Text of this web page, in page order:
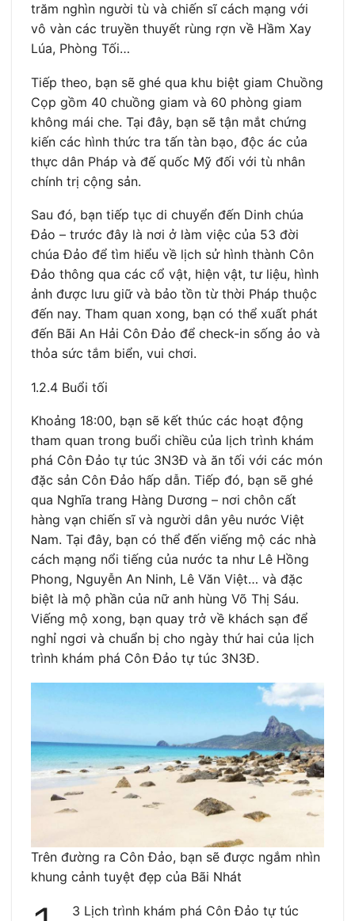
trăm nghìn người tù và chiến sĩ cách mạng với
vô vàn các truyền thuyết rùng rợn về Hầm Xay
Lúa, Phòng Tối…
Tiếp theo, bạn sẽ ghé qua khu biệt giam Chuồng
Cọp gồm 40 chuồng giam và 60 phòng giam
không mái che. Tại đây, bạn sẽ tận mắt chứng
kiến các hình thức tra tấn tàn bạo, độc ác của
thực dân Pháp và đế quốc Mỹ đối với tù nhân
chính trị cộng sản.
Sau đó, bạn tiếp tục di chuyển đến Dinh chúa
Đảo – trước đây là nơi ở làm việc của 53 đời
chúa Đảo để tìm hiểu về lịch sử hình thành Côn
Đảo thông qua các cổ vật, hiện vật, tư liệu, hình
ảnh được lưu giữ và bảo tồn từ thời Pháp thuộc
đến nay. Tham quan xong, bạn có thể xuất phát
đến Bãi An Hải Côn Đảo để check-in sống ảo và
thỏa sức tắm biển, vui chơi.
1.2.4 Buổi tối
Khoảng 18:00, bạn sẽ kết thúc các hoạt động
tham quan trong buổi chiều của lịch trình khám
phá Côn Đảo tự túc 3N3Đ và ăn tối với các món
đặc sản Côn Đảo hấp dẫn. Tiếp đó, bạn sẽ ghé
qua Nghĩa trang Hàng Dương – nơi chôn cất
hàng vạn chiến sĩ và người dân yêu nước Việt
Nam. Tại đây, bạn có thể đến viếng mộ các nhà
cách mạng nổi tiếng của nước ta như Lê Hồng
Phong, Nguyễn An Ninh, Lê Văn Việt… và đặc
biệt là mộ phần của nữ anh hùng Võ Thị Sáu.
Viếng mộ xong, bạn quay trở về khách sạn để
nghỉ ngơi và chuẩn bị cho ngày thứ hai của lịch
trình khám phá Côn Đảo tự túc 3N3Đ.
Trên đường ra Côn Đảo, bạn sẽ được ngắm nhìn
khung cảnh tuyệt đẹp của Bãi Nhát
3 Lịch trình khám phá Côn Đảo tự túc